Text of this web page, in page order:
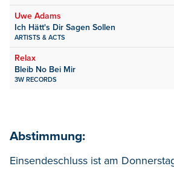
Uwe Adams
Ich Hätt's Dir Sagen Sollen
ARTISTS & ACTS
Relax
Bleib No Bei Mir
3W RECORDS
Abstimmung:
Einsendeschluss ist am